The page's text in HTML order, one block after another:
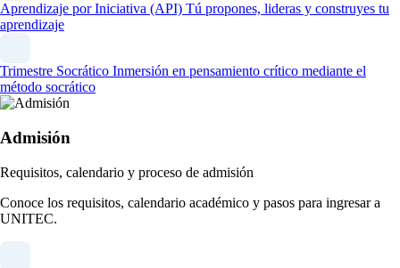
Aprendizaje por Iniciativa (API) Tú propones, lideras y construyes tu
aprendizaje
Trimestre Socrático Inmersión en pensamiento crítico mediante el
método socrático
Admisión
Requisitos, calendario y proceso de admisión
Conoce los requisitos, calendario académico y pasos para ingresar a
UNITEC.